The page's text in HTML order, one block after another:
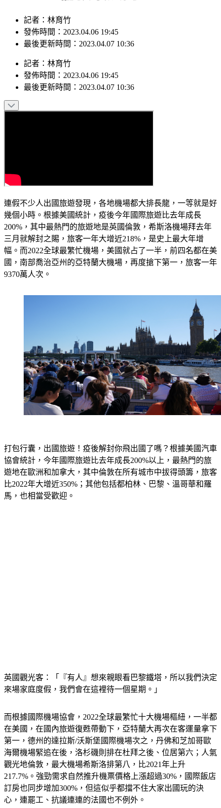
發佈時間：2023.04.06 19:45
最後更新時間：2023.04.07 10:36
發佈時間：2023.04.06 19:45
最後更新時間：2023.04.07 10:36
幾個小時。根據美國統計，疫後今年國際旅遊比去年成長
200%，其中最熱門的旅遊地是英國倫敦，希斯洛機場拜去年
三月就解封之賜，旅客一年大增近218%，是史上最大年增
幅。而2022全球最繁忙機場，美國就占了一半，前四名都在美
國，南部喬治亞州的亞特蘭大機場，再度搶下第一，旅客一年
9370萬人次。
協會統計，今年國際旅遊比去年成長200%以上，最熱門的旅
遊地在歐洲和加拿大，其中倫敦在所有城市中拔得頭籌，旅客
比2022年大增近350%；其他包括都柏林、巴黎、溫哥華和羅
馬，也相當受歡迎。
來場家庭度假，我們會在這裡待一個星期。」
在美國，在國內旅遊復甦帶動下，亞特蘭大再次在客運量拿下
第一，德州的達拉斯/沃斯堡國際機場次之，丹佛和芝加哥歐
海爾機場緊追在後，洛杉磯則排在杜拜之後、位居第六；人氣
觀光地倫敦，最大機場希斯洛排第八，比2021年上升
217.7%。強勁需求自然推升機票價格上漲超過30%，國際飯店
訂房也同步增加300%，但這似乎都擋不住大家出國玩的決
心，連罷工、抗議連連的法國也不例外。